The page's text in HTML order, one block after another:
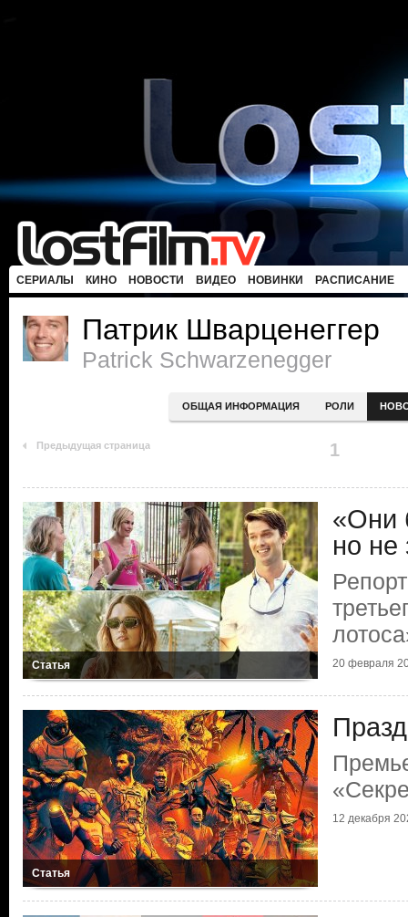
СЕРИАЛЫ КИНО НОВОСТИ ВИДЕО НОВИНКИ РАСПИСАНИЕ
Патрик Шварценеггер
Patrick Schwarzenegger
ОБЩАЯ ИНФОРМАЦИЯ РОЛИ
Предыдущая страница 1
Статья
«Они
но не
20 февраля
Статья
12 декабря